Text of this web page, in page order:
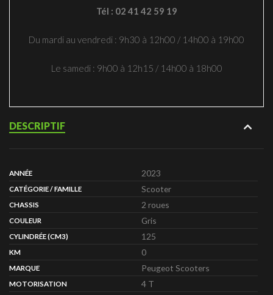
Tél : 02 41 42 59 19
Du mardi au vendredi : 9h30 à 12h00 / 14h00 à 19h00
Le samedi : 9h00 à 12h15 / 14h00 à 18h00
DESCRIPTIF
ANNÉE 2023
CATÉGORIE / FAMILLE Scooter
CHASSIS 2 roues
COULEUR Gris
CYLINDRÉE (CM3) 125
KM 0
MARQUE Peugeot Scooters
MOTORISATION
4 T